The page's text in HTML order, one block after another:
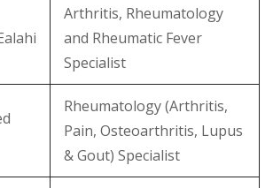
Arthritis, Rheumatology
and Rheumatic Fever
Specialist
Rheumatology (Arthritis,
Pain, Osteoarthritis, Lupus
& Gout) Specialist